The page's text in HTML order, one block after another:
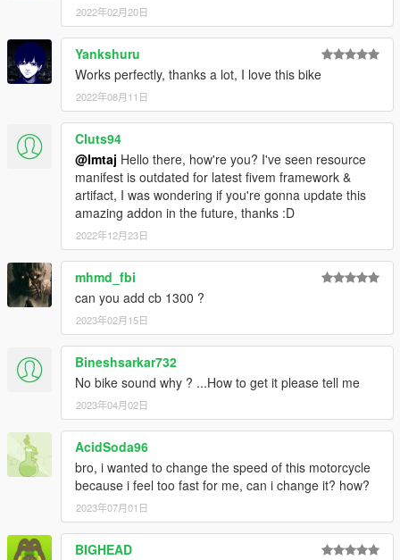
2022年02月20日
Yankshuru
Works perfectly, thanks a lot, I love this bike
2022年08月11日
Cluts94
@Imtaj Hello there, how're you? I've seen resource
manifest is outdated for latest fivem framework &
artifact, I was wondering if you're gonna update this
amazing addon in the future, thanks :D
2022年12月23日
mhmd_fbi
can you add cb 1300 ?
2023年02月15日
Bineshsarkar732
No bike sound why ? ...How to get it please tell me
2023年04月02日
AcidSoda96
bro, i wanted to change the speed of this motorcycle
because i feel too fast for me, can i change it? how?
2023年07月01日
BIGHEAD